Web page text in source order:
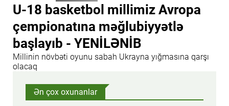
U-18 basketbol millimiz Avropa
çempionatına məğlubiyyətlə
başlayıb - YENİLƏNİB
Millinin növbəti oyunu sabah Ukrayna yığmasına qarşı
olacaq
Ən çox oxunanlar